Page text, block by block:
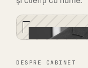
DESPRE CABINET